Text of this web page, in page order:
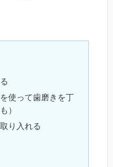
使って歯磨きを丁
）
り入れる